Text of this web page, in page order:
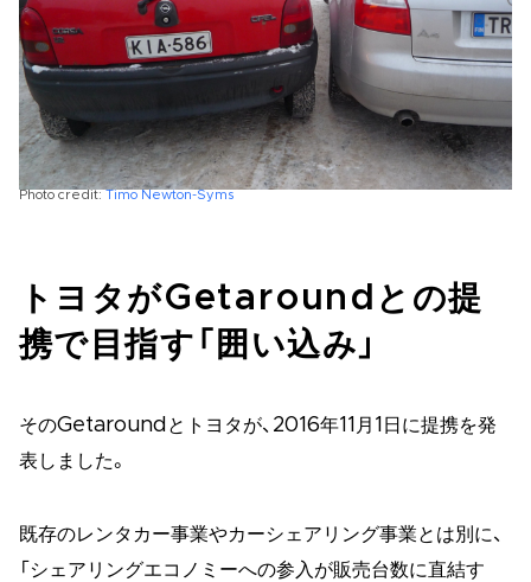
Photo credit: Timo Newton-Syms
トヨタがGetaroundとの提
携で目指す「囲い込み」
そのGetaroundとトヨタが、2016年11月1日に提携を発
表しました。
既存のレンタカー事業やカーシェアリング事業とは別に、
「シェアリングエコノミーへの参入が販売台数に直結す